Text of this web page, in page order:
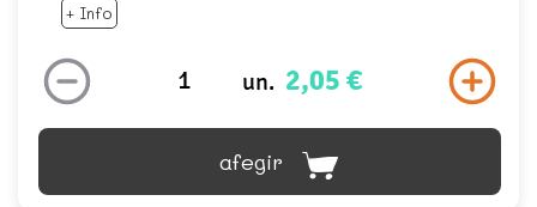
+ Info
un. 2,05 €
afegir